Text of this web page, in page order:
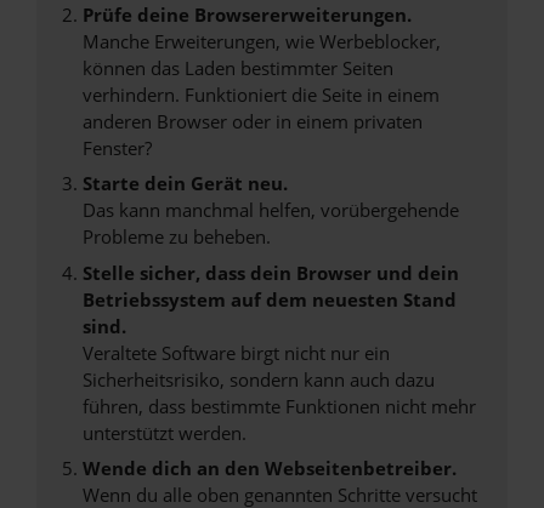
Prüfe deine Browsererweiterungen.
Manche Erweiterungen, wie Werbeblocker,
können das Laden bestimmter Seiten
verhindern. Funktioniert die Seite in einem
anderen Browser oder in einem privaten
Fenster?
Starte dein Gerät neu.
Das kann manchmal helfen, vorübergehende
Probleme zu beheben.
Stelle sicher, dass dein Browser und dein
Betriebssystem auf dem neuesten Stand
sind.
Veraltete Software birgt nicht nur ein
Sicherheitsrisiko, sondern kann auch dazu
führen, dass bestimmte Funktionen nicht mehr
unterstützt werden.
Wende dich an den Webseitenbetreiber.
Wenn du alle oben genannten Schritte versucht